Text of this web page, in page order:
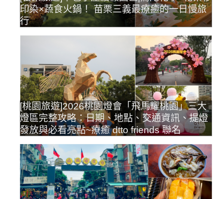
印染×蔬食火鍋！ 苗栗三義最療癒的一日慢旅
行
[桃園旅遊]2026桃園燈會「飛馬耀桃園」三大
燈區完整攻略：日期、地點、交通資訊、提燈
發放與必看亮點~療癒 dtto friends 聯名